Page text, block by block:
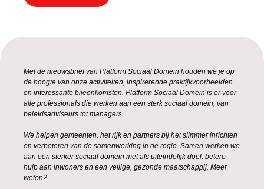
Met de nieuwsbrief van Platform Sociaal Domein houden we je op
de hoogte van onze activiteiten, inspirerende praktijkvoorbeelden
en interessante bijeenkomsten. Platform Sociaal Domein is er voor
alle professionals die werken aan een sterk sociaal domein, van
beleidsadviseurs tot managers.
We helpen gemeenten, het rijk en partners bij het slimmer inrichten
en verbeteren van de samenwerking in de regio. Samen werken we
aan een sterker sociaal domein met als uiteindelijk doel: betere
hulp aan inwoners en een veilige, gezonde maatschappij. Meer
weten?